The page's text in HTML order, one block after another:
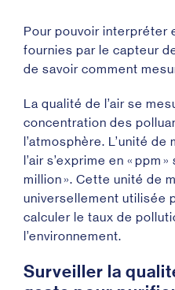
Pour pouvoir interpréter
fournies par le capteur
de savoir comment
La qualité de l’air se
concentration des
l’atmosphère. L’unité
l’air s’exprime en « ppm
million ». Cette unité de
universellement utilisée
calculer le taux de
l’environnement.
Surveiller la